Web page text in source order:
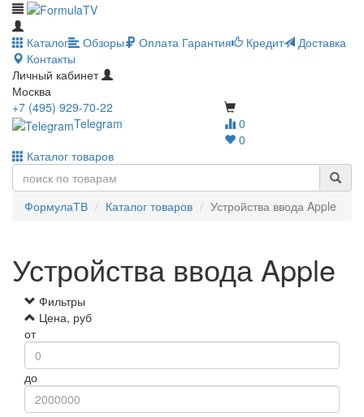
Каталог Обзоры Оплата Гарантия Кредит
Доставка
Контакты
Личный кабинет
Москва
0
0
+7 (495) 929-70-22
Telegram
Каталог товаров
ФормулаТВ Каталог товаров Устройства ввода Apple
Устройства ввода Apple
Фильтры
Цена, руб
от
до